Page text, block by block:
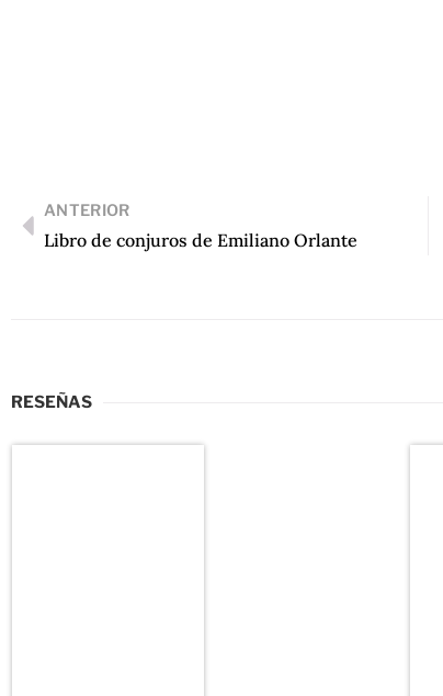
ANTERIOR
Libro de conjuros de Emiliano Orlante
RESEÑAS